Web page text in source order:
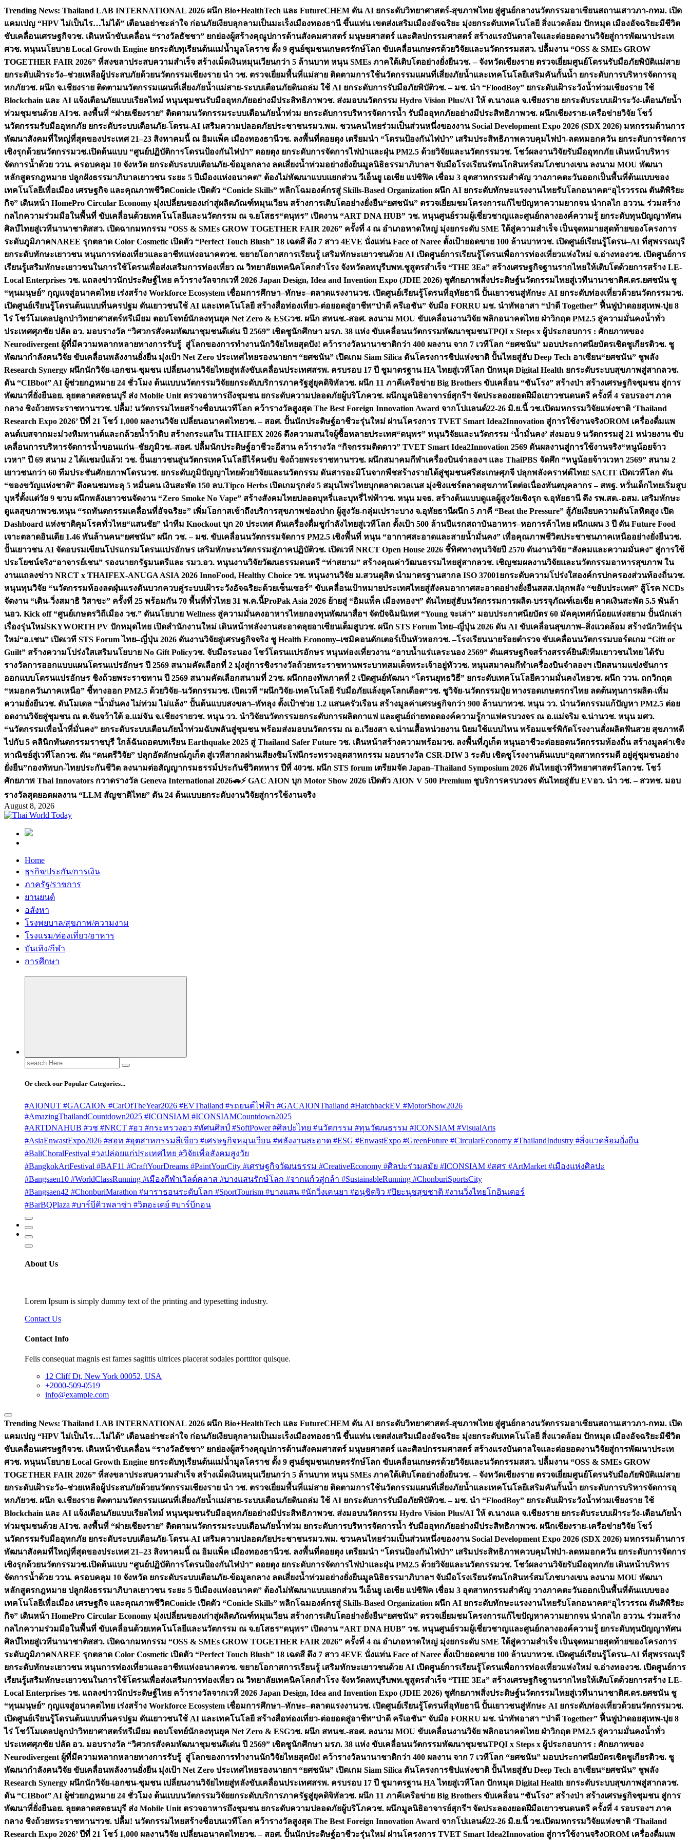
Skip
content
Trending News: Thailand LAB INTERNATIONAL 2026 ผนึก Bio+HealthTech และ FutureCHEM ดัน AI ยกระดับวิทยาศาสตร์-สุขภาพไทย สู่ศูนย์กลางนวัตกรรมอาเซียนสถานเสาวภา-กทม. เปิด
แคมเปญ “HPV ไม่เป็นไร…ไม่ได้” เตือนอย่าชะล่าใจ ก่อนภัยเงียบลุกลามเป็นมะเร็งเมืองทองธานี ขึ้นแท่น เขตส่งเสริมเมืองอัจฉริยะ มุ่งยกระดับเทคโนโลยี สิ่งแวดล้อม ปักหมุด เมืองอัจฉริยะมีชีวิต
ขับเคลื่อนเศรษฐกิจวช. เดินหน้าขับเคลื่อน “รางวัลธัชชา” ยกย่องผู้สร้างคุณูปการด้านสังคมศาสตร์ มนุษยศาสตร์ และศิลปกรรมศาสตร์ สร้างแรงบันดาลใจและต่อยอดงานวิจัยสู่การพัฒนาประเท
ศวช. หนุนนโยบาย Local Growth Engine ยกระดับทุเรียนต้นแม่น้ำมูลโคราช ตั้ง 9 ศูนย์ชุมชนเกษตรรักษ์โลก ขับเคลื่อนเกษตรด้วยวิจัยและนวัตกรรมสสว. ปลื้มงาน “OSS & SMEs GROW
TOGETHER FAIR 2026” ที่สงขลาประสบความสำเร็จ สร้างเม็ดเงินหมุนเวียนกว่า 5 ล้านบาท หนุน SMEs ภาคใต้เติบโตอย่างยั่งยืนวช. – จังหวัดเชียงราย ตรวจเยี่ยมศูนย์โดรนรับมือภัยพิบัติแม่สาย
ยกระดับเฝ้าระวัง–ช่วยเหลือผู้ประสบภัยด้วยนวัตกรรมเชียงราย นำ วช. ตรวจเยี่ยมพื้นที่แม่สาย ติดตามการใช้นวัตกรรมแผนที่เสี่ยงภัยน้ำและเทคโนโลยีเสริมคันกั้นน้ำ ยกระดับการบริหารจัดการอุ
ทกภัยวช. ผนึก จ.เชียงราย ติดตามนวัตกรรมแผนที่เสี่ยงภัยน้ำแม่สาย-ระบบเตือนภัยดินถล่ม ใช้ AI ยกระดับการรับมือภัยพิบัติวช. – มช. นำ “FloodBoy” ยกระดับเฝ้าระวังน้ำท่วมเชียงราย ใช้
Blockchain และ AI แจ้งเตือนภัยแบบเรียลไทม์ หนุนชุมชนรับมืออุทกภัยอย่างมีประสิทธิภาพวช. ส่งมอบนวัตกรรม Hydro Vision Plus/AI ให้ ต.นางแล จ.เชียงราย ยกระดับระบบเฝ้าระวัง-เตือนภัยน้ำ
ท่วมชุมชนด้วย AIวช. ลงพื้นที่ “ฝายเชียงราย” ติดตามนวัตกรรมระบบเตือนภัยน้ำท่วม ยกระดับการบริหารจัดการน้ำ รับมืออุทกภัยอย่างมีประสิทธิภาพวช. ผนึกเชียงราย-เครือข่ายวิจัย โชว์
นวัตกรรมรับมืออุทกภัย ยกระดับระบบเตือนภัย-โดรน-AI เสริมความปลอดภัยประชาชนรมว.พม. ชวนคนไทยร่วมเป็นส่วนหนึ่งของงาน Social Development Expo 2026 (SDX 2026) มหกรรมด้านการ
พัฒนาสังคมที่ใหญ่ที่สุดของประเทศ 21–23 สิงหาคมนี้ ณ อิมแพ็ค เมืองทองธานีวช. ลงพื้นที่ดอยตุง เตรียมนำ “โดรนป้องกันไฟป่า” เสริมประสิทธิภาพควบคุมไฟป่า-ลดหมอกควัน ยกระดับการจัดการ
เชิงรุกด้วยนวัตกรรมวช.เปิดต้นแบบ “ศูนย์ปฏิบัติการโดรนป้องกันไฟป่า” ดอยตุง ยกระดับการจัดการไฟป่าและฝุ่น PM2.5 ด้วยวิจัยและนวัตกรรมวช. โชว์ผลงานวิจัยรับมืออุทกภัย เดินหน้าบริหาร
จัดการน้ำด้วย ววน. ครอบคลุม 10 จังหวัด ยกระดับระบบเตือนภัย-ข้อมูลกลาง ลดเสี่ยงน้ำท่วมอย่างยั่งยืนมูลนิธิธรรมาภิบาลฯ จับมือโรงเรียนรัตนโกสินทร์สมโภชบางเขน ลงนาม MOU พัฒนา
หลักสูตรกฎหมาย ปลูกฝังธรรมาภิบาลเยาวชน ระยะ 5 ปีเมืองแห่งอนาคต” ต้องไม่พัฒนาแบบแยกส่วน วีเอ็นยู เอเชีย แปซิฟิค เชื่อม 3 อุตสาหกรรมสำคัญ วางภาคตะวันออกเป็นพื้นที่ต้นแบบของ
เทคโนโลยีเพื่อเมือง เศรษฐกิจ และคุณภาพชีวิตConicle เปิดตัว “Conicle Skills” พลิกโฉมองค์กรสู่ Skills-Based Organization ผนึก AI ยกระดับทักษะแรงงานไทยรับโลกอนาคต“อุไรวรรณ ตันติพิริยะ
กิจ” เดินหน้า HomePro Circular Economy มุ่งเปลี่ยนของเก่าสู่ผลิตภัณฑ์หมุนเวียน สร้างการเติบโตอย่างยั่งยืน“ยศชนัน” ตรวจเยี่ยมชมโครงการแก้ไขปัญหาความยากจน นำกลไก อววน. ร่วมสร้าง
กลไกความร่วมมือในพื้นที่ ขับเคลื่อนด้วยเทคโนโลยีและนวัตกรรม ณ จ.ยโสธร“ดนุพร” เปิดงาน “ART DNA HUB” วช. หนุนศูนย์รวมผู้เชี่ยวชาญและศูนย์กลางองค์ความรู้ ยกระดับทุนปัญญาทัศน
ศิลป์ไทยสู่เวทีนานาชาติสสว. เปิดฉากมหกรรม “OSS & SMEs GROW TOGETHER FAIR 2026” ครั้งที่ 4 ณ อำเภอหาดใหญ่ มุ่งยกระดับ SME ใต้สู่ความสำเร็จ เป็นจุดหมายสุดท้ายของโครงการ
ระดับภูมิภาคNAREE รุกตลาด Color Cosmetic เปิดตัว “Perfect Touch Blush” 18 เฉดสี ดึง 7 สาว 4EVE นั่งแท่น Face of Naree ตั้งเป้ายอดขาย 100 ล้านบาทวช. เปิดศูนย์เรียนรู้โดรน–AI ที่สุพรรณบุรี
ยกระดับทักษะเยาวชน หนุนการท่องเที่ยวและอาชีพแห่งอนาคตวช. ขยายโอกาสการเรียนรู้ เสริมทักษะเยาวชนด้วย AI เปิดศูนย์การเรียนรู้โดรนเพื่อการท่องเที่ยวแห่งใหม่ จ.อ่างทองวช. เปิดศูนย์การ
เรียนรู้เสริมทักษะเยาวชนในการใช้โดรนเพื่อส่งเสริมการท่องเที่ยว ณ วิทยาลัยเทคนิคโคกสำโรง จังหวัดลพบุรีบพท.ชูสูตรสำเร็จ “THE 3Ea” สร้างเศรษฐกิจฐานรากไทยให้เติบโตด้วยการสร้าง LE-
Local Enterprises วช. แถลงข่าวนักประดิษฐ์ไทย คว้ารางวัลจากเวที 2026 Japan Design, Idea and Invention Expo (JDIE 2026) ชูศักยภาพสิ่งประดิษฐ์นวัตกรรมไทยสู่เวทีนานาชาติศ.ดร.ยศชนัน ชู
“ทุนมนุษย์” กุญแจสู่อนาคตไทย เร่งสร้าง Workforce Ecosystem เชื่อมการศึกษา–ทักษะ–ตลาดแรงงานวช. เปิดศูนย์เรียนรู้โดรนที่อุทัยธานี ปั้นเยาวชนสู่ทักษะ AI ยกระดับท่องเที่ยวด้วยนวัตกรรมวช.
เปิดศูนย์เรียนรู้โดรนต้นแบบที่นครปฐม ดันเยาวชนใช้ AI และเทคโนโลยี สร้างสื่อท่องเที่ยว-ต่อยอดสู่อาชีพ“ป่าดี ครีเอชัน” จับมือ FORRU มช. นำทัพอาสา “ป่าดี Together” ฟื้นฟูป่าดอยสุเทพ-ปุย 8
ไร่ โชว์โมเดลปลูกป่าวิทยาศาสตร์พรีเมียม ตอบโจทย์นักลงทุนยุค Net Zero & ESGวช. ผนึก สทนช.-สอศ. ลงนาม MOU ขับเคลื่อนงานวิจัย พลิกอนาคตไทย ฝ่าวิกฤต PM2.5 สู่ความมั่นคงน้ำทั่ว
ประเทศศุภชัย ปลัด อว. มอบรางวัล “วิศวกรสังคมพัฒนาชุมชนดีเด่น ปี 2569” เชิดชูนักศึกษา มรภ. 38 แห่ง ขับเคลื่อนนวัตกรรมพัฒนาชุมชนTPQI x Steps x ผู้ประกอบการ : ศักยภาพของ
Neurodivergent ผู้ที่มีความหลากหลายทางการรับรู้ สู่โลกของการทำงานนักวิจัยไทยสุดปัง! คว้ารางวัลนานาชาติกว่า 400 ผลงาน จาก 7 เวทีโลก “ยศชนัน” มอบประกาศนียบัตรเชิดชูเกียรติวช. ชู
พัฒนากำลังคนวิจัย ขับเคลื่อนพลังงานยั่งยืน มุ่งเป้า Net Zero ประเทศไทยรองนายกฯ “ยศชนัน” เปิดเกม Siam Silica ดันโครงการชิปแห่งชาติ ปั้นไทยสู่ฮับ Deep Tech อาเซียน“ยศชนัน” ชูพลัง
Research Synergy ผนึกนักวิจัย-เอกชน-ชุมชน เปลี่ยนงานวิจัยไทยสู่พลังขับเคลื่อนประเทศสรพ. ครบรอบ 17 ปี ชูมาตรฐาน HA ไทยสู่เวทีโลก ปักหมุด Digital Health ยกระดับระบบสุขภาพสู่สากลวช.
ดัน “CIBbot” AI ผู้ช่วยกฎหมาย 24 ชั่วโมง ต้นแบบนวัตกรรมวิจัยยกระดับบริการภาครัฐสู่ยุคดิจิทัลวช. ผนึก 11 ภาคีเครือข่าย Big Brothers ขับเคลื่อน “ชันโรง” สร้างป่า สร้างเศรษฐกิจชุมชน สู่การ
พัฒนาที่ยั่งยืนอย. ลุยตลาดสดธนบุรี ส่ง Mobile Unit ตรวจอาหารถึงชุมชน ยกระดับความปลอดภัยผู้บริโภควช. ผนึกมูลนิธิอาจารย์สุกรีฯ จัดประลองยอดฝีมือเยาวชนดนตรี ครั้งที่ 4 รอบรองฯ ภาค
กลาง ชิงถ้วยพระราชทานฯวช. ปลื้ม! นวัตกรรมไทยสร้างชื่อบนเวทีโลก คว้ารางวัลสูงสุด The Best Foreign Innovation Award จากโปแลนด์22-26 มิ.ย.นี้ วช.เปิดมหกรรมวิจัยแห่งชาติ ‘Thailand
Research Expo 2026’ ปีที่ 21 โชว์ 1,000 ผลงานวิจัย เปลี่ยนอนาคตไทยวช. – สอศ. ปั้นนักประดิษฐ์อาชีวะรุ่นใหม่ ผ่านโครงการ TVET Smart Idea2Innovation สู่การใช้งานจริงOROM เครื่องดื่มแพ
ลนต์เบสจากมะม่วงหิมพานต์และกล้วยน้ำว้าดิบ สร้างกระแสใน THAIFEX 2026 ดึงความสนใจผู้ซื้อหลายประเทศ“ดนุพร” หนุนวิจัยและนวัตกรรม ‘น้ำมั่นคง’ ส่งมอบ 9 นวัตกรรมสู่ 21 หน่วยงาน ขับ
เคลื่อนการบริหารจัดการน้ำขอนแก่น–ชัยภูมิวช.-สอศ. ปลื้มนักประดิษฐ์อาชีวะอีสาน คว้ารางวัล “กิจกรรมติดดาว” TVET Smart Idea2Innovation 2569 ดันผลงานสู่การใช้งานจริง“หนูน้อยจ้าว
เวหา” ปี 69 สนาม 2 ได้แชมป์แล้ว! วช. ปั้นเยาวชนสู่นวัตกรเทคโนโลยีไร้คนขับ ชิงถ้วยพระราชทานฯวช. ผนึกสมาคมกีฬาเครื่องบินจำลองฯ และ ThaiPBS จัดศึก “หนูน้อยจ้าวเวหา 2569” สนาม 2
เยาวชนกว่า 60 ทีมประชันศักยภาพโดรนวช. ยกระดับภูมิปัญญาไทยด้วยวิจัยและนวัตกรรม ดันสารอะมิโนจากพืชสร้างรายได้สู่ชุมชนศรีสะเกษศุภจี ปลุกพลังคราฟต์ไทย! SACIT เปิดเวทีโลก ดัน
“ของขวัญแห่งชาติ” ดึงคนชมทะลุ 5 หมื่นคน เงินสะพัด 150 ลบ.Tipco Herbs เปิดเกมรุกส่ง 5 สมุนไพรไทยบุกตลาดเวลเนส มุ่งชิงแชร์ตลาดสุขภาพโตต่อเนื่องทันตบุคลากร – สพฐ. หวั่นเด็กไทยเริ่มสูบ
บุหรี่ตั้งแต่วัย 9 ขวบ ผนึกพลังเยาวชนจัดงาน “Zero Smoke No Vape” สร้างสังคมไทยปลอดบุหรี่และบุหรี่ไฟฟ้าวช. หนุน มจธ. สร้างต้นแบบดูแลผู้สูงวัยเชิงรุก จ.อุทัยธานี ดึง รพ.สต.-อสม. เสริมทักษะ
ดูแลสุขภาพวช.หนุน “รถทันตกรรมเคลื่อนที่อัจฉริยะ” เพิ่มโอกาสเข้าถึงบริการสุขภาพช่องปาก ผู้สูงวัย-กลุ่มเปราะบาง จ.อุทัยธานีผนึก 5 ภาคี “Beat the Pressure” สู้ภัยเงียบความดันโลหิตสูง เปิด
Dashboard แห่งชาติคุมโรคทั่วไทย“แสนชัย” นำทีม Knockout บุก 20 ประเทศ ดันเครื่องดื่มชูกำลังไทยสู่เวทีโลก ตั้งเป้า 500 ล้านปีแรกสถาบันอาหาร–หอการค้าไทย ผนึกแผน 3 ปี ดัน Future Food
เจาะตลาดอินเดีย 1.46 พันล้านคน“ยศชนัน” ผนึก วช. – มช. ขับเคลื่อนนวัตกรรมจัดการ PM2.5 เชิงพื้นที่ หนุน “อากาศสะอาดและสายน้ำมั่นคง” เพื่อคุณภาพชีวิตประชาชนภาคเหนืออย่างยั่งยืนวช.
ปั้นเยาวชน AI จัดอบรมเขียนโปรแกรมโดรนแปรอักษร เสริมทักษะนวัตกรรมสู่ภาคปฏิบัติวช. เปิดเวที NRCT Open House 2026 ชี้ทิศทางทุนวิจัยปี 2570 ดันงานวิจัย “สังคมและความมั่นคง” สู่การใช้
ประโยชน์จริง“อาจารย์เชน” รองนายกรัฐมนตรีและ รมว.อว. หนุนงานวิจัยวัฒนธรรมดนตรี “ท่าสยาม” สร้างคุณค่าวัฒนธรรมไทยสู่สากลวช. เชิญชมผลงานวิจัยและนวัตกรรมอาหารสุขภาพ ใน
งานแถลงข่าว NRCT x THAIFEX-ANUGA ASIA 2026 InnoFood, Healthy Choice วช. หนุนงานวิจัย ม.สวนดุสิต นำมาตรฐานสากล ISO 37001ยกระดับความโปร่งใสองค์กรปกครองส่วนท้องถิ่นวช.
หนุนทุนวิจัย “นวัตกรรมห้องลดฝุ่นแรงดันบวกควบคู่ระบบเฝ้าระวังอัจฉริยะด้วยเซ็นเซอร์” ขับเคลื่อนเป้าหมายประเทศไทยสู่สังคมอากาศสะอาดอย่างยั่งยืนสสส.ปลุกพลัง “ขยับประเทศ” สู้โรค NCDs
จัดงาน “เดิน-วิ่งสมาธิ วิสาขะ” ครั้งที่ 25 พร้อมกัน 70 พื้นที่ทั่วไทย 31 พ.ค.นี้ProPak Asia 2026 ย้ายสู่ “อิมแพ็ค เมืองทองฯ” ดันไทยสู่ฮับนวัตกรรมการผลิต-บรรจุภัณฑ์เอเชีย คาดเงินสะพัด 5.5 พันล้า
นอว. Kick off “ศูนย์เกษตรวิถีเมือง วช.” ดันนโยบาย Wellness สู่ความมั่นคงอาหารไทยกองทุนพัฒนาสื่อฯ จัดปัจฉิมนิเทศ “Young จะเล่า” มอบประกาศนียบัตร 60 มัคคุเทศก์น้อยแห่งสยาม ปั้นนักเล่า
เรื่องรุ่นใหม่SKYWORTH PV ปักหมุดไทย เปิดสำนักงานใหม่ เดินหน้าพลังงานสะอาดลุยอาเซียนเต็มสูบวช. ผนึก STS Forum ไทย–ญี่ปุ่น 2026 ดัน AI ขับเคลื่อนสุขภาพ–สิ่งแวดล้อม สร้างนักวิทย์รุ่น
ใหม่“อ.เชน” เปิดเวที STS Forum ไทย–ญี่ปุ่น 2026 ดันงานวิจัยสู่เศรษฐกิจจริง ชู Health Economy–เซมิคอนดักเตอร์เป็นหัวหอกวช. –โรงเรียนนายร้อยตำรวจ ขับเคลื่อนนวัตกรรมบอร์ดเกม “Gift or
Guilt” สร้างความโปร่งใสเสริมนโยบาย No Gift Policyวช. จับมือระนอง โชว์โดรนแปรอักษร หนุนท่องเที่ยวงาน “อาบน้ำแร่แลระนอง 2569” ดันเศรษฐกิจสร้างสรรค์ยินดี!ทีมเยาวชนไทย ได้รับ
รางวัลการออกแบบแผนโดรนแปรอักษร ปี 2569 สนามคัดเลือกที่ 2 มุ่งสู่การชิงรางวัลถ้วยพระราชทานพระบาทสมเด็จพระเจ้าอยู่หัววช. หนุนสมาคมกีฬาเครื่องบินจำลองฯ เปิดสนามแข่งขันการ
ออกแบบโดรนแปรอักษร ชิงถ้วยพระราชทาน ปี 2569 สนามคัดเลือกสนามที่ 2วช. ผนึกกองทัพภาคที่ 2 เปิดศูนย์พัฒนา “โดรนยุทธวิธี” ยกระดับเทคโนโลยีความมั่นคงไทยวช. ผนึก ววน. ถกวิกฤต
“หมอกควันภาคเหนือ” ชี้ทางออก PM2.5 ด้วยวิจัย–นวัตกรรมวช. เปิดเวที “ผนึกวิจัย-เทคโนโลยี รับมือภัยแล้งยุคโลกเดือด“วช. ชูวิจัย-นวัตกรรมปุ๋ย ทางรอดเกษตรกรไทย ลดต้นทุนการผลิต-เพิ่ม
ความยั่งยืนวช. ดันโมเดล “น้ำมั่นคง ไม่ท่วม ไม่แล้ง” ปั้นต้นแบบสงขลา–พัทลุง ตั้งเป้าช่วย 1.2 แสนครัวเรือน สร้างมูลค่าเศรษฐกิจกว่า 900 ล้านบาทวช. หนุน วว. นำนวัตกรรมแก้ปัญหา PM2.5 ต่อย
อดงานวิจัยสู่ชุมชน ณ ต.จันจว้าใต้ อ.แม่จัน จ.เชียงรายวช. หนุน วว. นำวิจัยนวัตกรรมยกระดับการผลิตกาแฟ และศูนย์ถ่ายทอดองค์ความรู้กาแฟครบวงจร ณ อ.แม่จริม จ.น่านวช. หนุน มศว.
“นวัตกรรมเพื่อน้ำที่มั่นคง” ยกระดับระบบเตือนภัยน้ำท่วมฉับพลันสู่ชุมชน พร้อมส่งมอบนวัตกรรม ณ อ.เวียงสา จ.น่านเสื้อหน่วยงาน นิยมใช้แบบไหน พร้อมแชร์พิกัดโรงงานสั่งผลิตฟันสวย สุขภาพดี
ไปกับ 5 คลินิกทันตกรรมราชบุรี ใกล้ฉันถอดบทเรียน Earthquake 2025 สู่ Thailand Safer Future วช. เดินหน้าสร้างความพร้อมวช. ลงพื้นที่ภูเก็ต หนุนอาชีวะต่อยอดนวัตกรรมท้องถิ่น สร้างมูลค่าเชิง
พาณิชย์สู่เวทีโลกวช. ดัน “ดนตรีวิจัย” ปลุกอัตลักษณ์ภูเก็ต สู่เวทีสากลผ่านเสียงซิมโฟนีกระทรวงอุตสาหกรรม มอบรางวัล CSR-DIW 3 ระดับ เชิดชูโรงงานต้นแบบ“อุตสาหกรรมดี อยู่คู่ชุมชนอย่าง
ยั่งยืน”กองทัพบก-ไทยประกันชีวิต ลงนามต่อสัญญากรมธรรม์ประกันชีวิตทหาร ปีที่ 40วช. ผนึก STS forum เตรียมจัด Japan–Thailand Symposium 2026 ดันไทยสู่เวทีวิทยาศาสตร์โลกวช. โชว์
ศักยภาพ Thai Innovators กวาดรางวัล Geneva International 2026🚗⚡️ GAC AION บุก Motor Show 2026 เปิดตัว AION V 500 Premium ชูบริการครบวงจร ดันไทยสู่ฮับ EVอว. นำ วช. – สวทช. มอบ
รางวัลสุดยอดผลงาน “LLM สัญชาติไทย” ดัน 24 ต้นแบบยกระดับงานวิจัยสู่การใช้งานจริง
August 8, 2026
Home
ธุรกิจ/ประกัน/การเงิน
ภาครัฐ/ราชการ
ยานยนต์
อสังหา
โรงพยบาล/สุขภาพ/ความงาม
โรงแรม/ท่องเที่ยว/อาหาร
บันเทิง/กีฬา
การศึกษา
Search
for:
Or check our Popular Categories...
#AIONUT #GACAION #CarOfTheYear2026 #EVThailand #รถยนต์ไฟฟ้า #GACAIONThailand #HatchbackEV #MotorShow2026
#AmazingThailandCountdown2025 #ICONSIAM #ICONSIAMCountdown2025
#ARTDNAHUB #วช #NRCT #อว #กระทรวงอว #ทัศนศิลป์ #SoftPower #ศิลปะไทย #นวัตกรรม #ทุนวัฒนธรรม #ICONSIAM #VisualArts
#AsiaEnwastExpo2026 #สอท #อุตสาหกรรมสีเขียว #เศรษฐกิจหมุนเวียน #พลังงานสะอาด #ESG #EnwastExpo #GreenFuture #CircularEconomy #ThailandIndustry #สิ่งแวดล้อมยั่งยืน
#BaliChoralFestival #วงปล่อยแก่ประเทศไทย #วิจัยเพื่อสังคมสูงวัย
#BangkokArtFestival #BAF11 #CraftYourDreams #PaintYourCity #เศรษฐกิจวัฒนธรรม #CreativeEconomy #ศิลปะร่วมสมัย #ICONSIAM #สศร #ArtMarket #เมืองแห่งศิลปะ
#Bangsaen10 #WorldClassRunning #เมืองกีฬาเวิลด์คลาส #บางแสนรักษ์โลก #จากแก้วสู่กล้า #SustainableRunning #ChonburiSportsCity
#Bangsaen42 #ChonburiMarathon #มาราธอนระดับโลก #SportTourism #บางแสน #นักวิ่งเคนยา #อนุชิตจิว #ปิยะนุชสุขชาติ #งานวิ่งไทยโกอินเตอร์
#BarBQPlaza #บาร์บีคิวพลาซ่า #วิตอะเดย์ #บาร์บีกอน
About Us
Lorem Ipsum is simply dummy text of the printing and typesetting industry.
Contact Us
Contact Info
Felis consequat magnis est fames sagittis ultrices placerat sodales porttitor quisque.
12 Cliff Dt, New York 00052, USA
+2000-509-0519
info@example.com
Trending News: Thailand LAB INTERNATIONAL 2026 ผนึก Bio+HealthTech และ FutureCHEM ดัน AI ยกระดับวิทยาศาสตร์-สุขภาพไทย สู่ศูนย์กลางนวัตกรรมอาเซียนสถานเสาวภา-กทม. เปิด
แคมเปญ “HPV ไม่เป็นไร…ไม่ได้” เตือนอย่าชะล่าใจ ก่อนภัยเงียบลุกลามเป็นมะเร็งเมืองทองธานี ขึ้นแท่น เขตส่งเสริมเมืองอัจฉริยะ มุ่งยกระดับเทคโนโลยี สิ่งแวดล้อม ปักหมุด เมืองอัจฉริยะมีชีวิต
ขับเคลื่อนเศรษฐกิจวช. เดินหน้าขับเคลื่อน “รางวัลธัชชา” ยกย่องผู้สร้างคุณูปการด้านสังคมศาสตร์ มนุษยศาสตร์ และศิลปกรรมศาสตร์ สร้างแรงบันดาลใจและต่อยอดงานวิจัยสู่การพัฒนาประเท
ศวช. หนุนนโยบาย Local Growth Engine ยกระดับทุเรียนต้นแม่น้ำมูลโคราช ตั้ง 9 ศูนย์ชุมชนเกษตรรักษ์โลก ขับเคลื่อนเกษตรด้วยวิจัยและนวัตกรรมสสว. ปลื้มงาน “OSS & SMEs GROW
TOGETHER FAIR 2026” ที่สงขลาประสบความสำเร็จ สร้างเม็ดเงินหมุนเวียนกว่า 5 ล้านบาท หนุน SMEs ภาคใต้เติบโตอย่างยั่งยืนวช. – จังหวัดเชียงราย ตรวจเยี่ยมศูนย์โดรนรับมือภัยพิบัติแม่สาย
ยกระดับเฝ้าระวัง–ช่วยเหลือผู้ประสบภัยด้วยนวัตกรรมเชียงราย นำ วช. ตรวจเยี่ยมพื้นที่แม่สาย ติดตามการใช้นวัตกรรมแผนที่เสี่ยงภัยน้ำและเทคโนโลยีเสริมคันกั้นน้ำ ยกระดับการบริหารจัดการอุ
ทกภัยวช. ผนึก จ.เชียงราย ติดตามนวัตกรรมแผนที่เสี่ยงภัยน้ำแม่สาย-ระบบเตือนภัยดินถล่ม ใช้ AI ยกระดับการรับมือภัยพิบัติวช. – มช. นำ “FloodBoy” ยกระดับเฝ้าระวังน้ำท่วมเชียงราย ใช้
Blockchain และ AI แจ้งเตือนภัยแบบเรียลไทม์ หนุนชุมชนรับมืออุทกภัยอย่างมีประสิทธิภาพวช. ส่งมอบนวัตกรรม Hydro Vision Plus/AI ให้ ต.นางแล จ.เชียงราย ยกระดับระบบเฝ้าระวัง-เตือนภัยน้ำ
ท่วมชุมชนด้วย AIวช. ลงพื้นที่ “ฝายเชียงราย” ติดตามนวัตกรรมระบบเตือนภัยน้ำท่วม ยกระดับการบริหารจัดการน้ำ รับมืออุทกภัยอย่างมีประสิทธิภาพวช. ผนึกเชียงราย-เครือข่ายวิจัย โชว์
นวัตกรรมรับมืออุทกภัย ยกระดับระบบเตือนภัย-โดรน-AI เสริมความปลอดภัยประชาชนรมว.พม. ชวนคนไทยร่วมเป็นส่วนหนึ่งของงาน Social Development Expo 2026 (SDX 2026) มหกรรมด้านการ
พัฒนาสังคมที่ใหญ่ที่สุดของประเทศ 21–23 สิงหาคมนี้ ณ อิมแพ็ค เมืองทองธานีวช. ลงพื้นที่ดอยตุง เตรียมนำ “โดรนป้องกันไฟป่า” เสริมประสิทธิภาพควบคุมไฟป่า-ลดหมอกควัน ยกระดับการจัดการ
เชิงรุกด้วยนวัตกรรมวช.เปิดต้นแบบ “ศูนย์ปฏิบัติการโดรนป้องกันไฟป่า” ดอยตุง ยกระดับการจัดการไฟป่าและฝุ่น PM2.5 ด้วยวิจัยและนวัตกรรมวช. โชว์ผลงานวิจัยรับมืออุทกภัย เดินหน้าบริหาร
จัดการน้ำด้วย ววน. ครอบคลุม 10 จังหวัด ยกระดับระบบเตือนภัย-ข้อมูลกลาง ลดเสี่ยงน้ำท่วมอย่างยั่งยืนมูลนิธิธรรมาภิบาลฯ จับมือโรงเรียนรัตนโกสินทร์สมโภชบางเขน ลงนาม MOU พัฒนา
หลักสูตรกฎหมาย ปลูกฝังธรรมาภิบาลเยาวชน ระยะ 5 ปีเมืองแห่งอนาคต” ต้องไม่พัฒนาแบบแยกส่วน วีเอ็นยู เอเชีย แปซิฟิค เชื่อม 3 อุตสาหกรรมสำคัญ วางภาคตะวันออกเป็นพื้นที่ต้นแบบของ
เทคโนโลยีเพื่อเมือง เศรษฐกิจ และคุณภาพชีวิตConicle เปิดตัว “Conicle Skills” พลิกโฉมองค์กรสู่ Skills-Based Organization ผนึก AI ยกระดับทักษะแรงงานไทยรับโลกอนาคต“อุไรวรรณ ตันติพิริยะ
กิจ” เดินหน้า HomePro Circular Economy มุ่งเปลี่ยนของเก่าสู่ผลิตภัณฑ์หมุนเวียน สร้างการเติบโตอย่างยั่งยืน“ยศชนัน” ตรวจเยี่ยมชมโครงการแก้ไขปัญหาความยากจน นำกลไก อววน. ร่วมสร้าง
กลไกความร่วมมือในพื้นที่ ขับเคลื่อนด้วยเทคโนโลยีและนวัตกรรม ณ จ.ยโสธร“ดนุพร” เปิดงาน “ART DNA HUB” วช. หนุนศูนย์รวมผู้เชี่ยวชาญและศูนย์กลางองค์ความรู้ ยกระดับทุนปัญญาทัศน
ศิลป์ไทยสู่เวทีนานาชาติสสว. เปิดฉากมหกรรม “OSS & SMEs GROW TOGETHER FAIR 2026” ครั้งที่ 4 ณ อำเภอหาดใหญ่ มุ่งยกระดับ SME ใต้สู่ความสำเร็จ เป็นจุดหมายสุดท้ายของโครงการ
ระดับภูมิภาคNAREE รุกตลาด Color Cosmetic เปิดตัว “Perfect Touch Blush” 18 เฉดสี ดึง 7 สาว 4EVE นั่งแท่น Face of Naree ตั้งเป้ายอดขาย 100 ล้านบาทวช. เปิดศูนย์เรียนรู้โดรน–AI ที่สุพรรณบุรี
ยกระดับทักษะเยาวชน หนุนการท่องเที่ยวและอาชีพแห่งอนาคตวช. ขยายโอกาสการเรียนรู้ เสริมทักษะเยาวชนด้วย AI เปิดศูนย์การเรียนรู้โดรนเพื่อการท่องเที่ยวแห่งใหม่ จ.อ่างทองวช. เปิดศูนย์การ
เรียนรู้เสริมทักษะเยาวชนในการใช้โดรนเพื่อส่งเสริมการท่องเที่ยว ณ วิทยาลัยเทคนิคโคกสำโรง จังหวัดลพบุรีบพท.ชูสูตรสำเร็จ “THE 3Ea” สร้างเศรษฐกิจฐานรากไทยให้เติบโตด้วยการสร้าง LE-
Local Enterprises วช. แถลงข่าวนักประดิษฐ์ไทย คว้ารางวัลจากเวที 2026 Japan Design, Idea and Invention Expo (JDIE 2026) ชูศักยภาพสิ่งประดิษฐ์นวัตกรรมไทยสู่เวทีนานาชาติศ.ดร.ยศชนัน ชู
“ทุนมนุษย์” กุญแจสู่อนาคตไทย เร่งสร้าง Workforce Ecosystem เชื่อมการศึกษา–ทักษะ–ตลาดแรงงานวช. เปิดศูนย์เรียนรู้โดรนที่อุทัยธานี ปั้นเยาวชนสู่ทักษะ AI ยกระดับท่องเที่ยวด้วยนวัตกรรมวช.
เปิดศูนย์เรียนรู้โดรนต้นแบบที่นครปฐม ดันเยาวชนใช้ AI และเทคโนโลยี สร้างสื่อท่องเที่ยว-ต่อยอดสู่อาชีพ“ป่าดี ครีเอชัน” จับมือ FORRU มช. นำทัพอาสา “ป่าดี Together” ฟื้นฟูป่าดอยสุเทพ-ปุย 8
ไร่ โชว์โมเดลปลูกป่าวิทยาศาสตร์พรีเมียม ตอบโจทย์นักลงทุนยุค Net Zero & ESGวช. ผนึก สทนช.-สอศ. ลงนาม MOU ขับเคลื่อนงานวิจัย พลิกอนาคตไทย ฝ่าวิกฤต PM2.5 สู่ความมั่นคงน้ำทั่ว
ประเทศศุภชัย ปลัด อว. มอบรางวัล “วิศวกรสังคมพัฒนาชุมชนดีเด่น ปี 2569” เชิดชูนักศึกษา มรภ. 38 แห่ง ขับเคลื่อนนวัตกรรมพัฒนาชุมชนTPQI x Steps x ผู้ประกอบการ : ศักยภาพของ
Neurodivergent ผู้ที่มีความหลากหลายทางการรับรู้ สู่โลกของการทำงานนักวิจัยไทยสุดปัง! คว้ารางวัลนานาชาติกว่า 400 ผลงาน จาก 7 เวทีโลก “ยศชนัน” มอบประกาศนียบัตรเชิดชูเกียรติวช. ชู
พัฒนากำลังคนวิจัย ขับเคลื่อนพลังงานยั่งยืน มุ่งเป้า Net Zero ประเทศไทยรองนายกฯ “ยศชนัน” เปิดเกม Siam Silica ดันโครงการชิปแห่งชาติ ปั้นไทยสู่ฮับ Deep Tech อาเซียน“ยศชนัน” ชูพลัง
Research Synergy ผนึกนักวิจัย-เอกชน-ชุมชน เปลี่ยนงานวิจัยไทยสู่พลังขับเคลื่อนประเทศสรพ. ครบรอบ 17 ปี ชูมาตรฐาน HA ไทยสู่เวทีโลก ปักหมุด Digital Health ยกระดับระบบสุขภาพสู่สากลวช.
ดัน “CIBbot” AI ผู้ช่วยกฎหมาย 24 ชั่วโมง ต้นแบบนวัตกรรมวิจัยยกระดับบริการภาครัฐสู่ยุคดิจิทัลวช. ผนึก 11 ภาคีเครือข่าย Big Brothers ขับเคลื่อน “ชันโรง” สร้างป่า สร้างเศรษฐกิจชุมชน สู่การ
พัฒนาที่ยั่งยืนอย. ลุยตลาดสดธนบุรี ส่ง Mobile Unit ตรวจอาหารถึงชุมชน ยกระดับความปลอดภัยผู้บริโภควช. ผนึกมูลนิธิอาจารย์สุกรีฯ จัดประลองยอดฝีมือเยาวชนดนตรี ครั้งที่ 4 รอบรองฯ ภาค
กลาง ชิงถ้วยพระราชทานฯวช. ปลื้ม! นวัตกรรมไทยสร้างชื่อบนเวทีโลก คว้ารางวัลสูงสุด The Best Foreign Innovation Award จากโปแลนด์22-26 มิ.ย.นี้ วช.เปิดมหกรรมวิจัยแห่งชาติ ‘Thailand
Research Expo 2026’ ปีที่ 21 โชว์ 1,000 ผลงานวิจัย เปลี่ยนอนาคตไทยวช. – สอศ. ปั้นนักประดิษฐ์อาชีวะรุ่นใหม่ ผ่านโครงการ TVET Smart Idea2Innovation สู่การใช้งานจริงOROM เครื่องดื่มแพ